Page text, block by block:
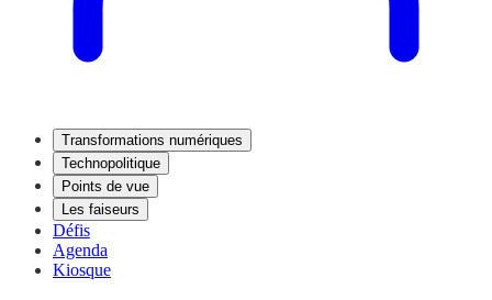
Transformations numériques
Technopolitique
Points de vue
Les faiseurs
Défis
Agenda
Kiosque